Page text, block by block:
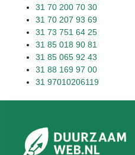
31 70 200 70 30
31 70 207 93 69
31 73 751 64 25
31 85 018 90 81
31 85 065 92 43
31 88 169 97 00
31 97010206119